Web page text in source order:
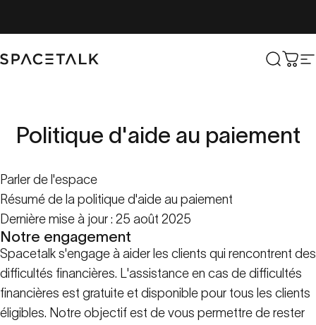
Parler de l'espace
Politique d'aide au paiement
Parler de l'espace
Résumé de la politique d'aide au paiement
Dernière mise à jour : 25 août 2025
Notre engagement
Spacetalk s'engage à aider les clients qui rencontrent des
difficultés financières. L'assistance en cas de difficultés
financières est gratuite et disponible pour tous les clients
éligibles. Notre objectif est de vous permettre de rester